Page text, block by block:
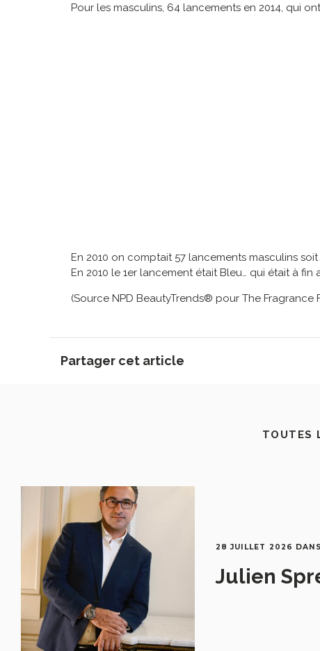
Pour les masculins, 64 lancements en 2014, qui
En 2010 on comptait 57 lancements masculins
En 2010 le 1er lancement était Bleu… qui était à
(Source NPD BeautyTrends® pour The Fragrance
Partager cet article
TOUTES
28 JUILLET 2026
Julien